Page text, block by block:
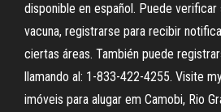
disponible en español. Puede
vacuna, registrarse para recibir
ciertas áreas. También puede
llamando al: 1-833-422-4255. Visite
imóveis para alugar em Camobi, Rio